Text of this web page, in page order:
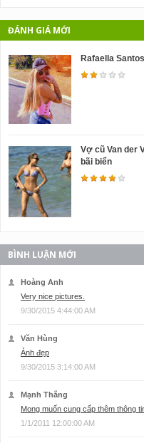
ĐÁNH GIÁ MỚI
Rafaella
Vợ cũ Van der
bãi biển
BÌNH LUẬN MỚI
Hoàng Anh
Very nice pictures.
9/30/2015 4:44:00 AM
Văn Hùng
Ảnh đẹp
9/30/2015 3:14:00 AM
Mạnh Thắng
Mong muốn cung cấp thêm thông
1/1/2011 12:00:00 AM